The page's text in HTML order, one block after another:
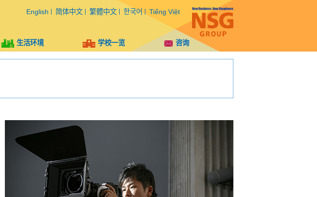
English 简体中文 繁體中文 한국어 Tiếng Việt
生活环境 学校一览 咨询